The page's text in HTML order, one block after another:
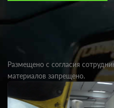
Размещено с согласия
материалов запрещено.